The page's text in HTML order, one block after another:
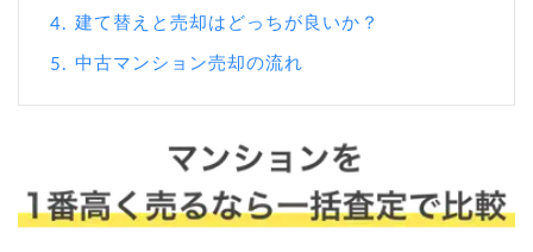
4. 建て替えと売却はどっちが良いか？
5. 中古マンション売却の流れ